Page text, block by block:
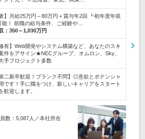
】月給25万円～80万円＋賞与年2回 ┗初年度年収
能！ 前職の給与条件、ご経験や…
： 350～1,030万円
有】Web開発やシステム構築など、あなたのスキ
件をアサイン★NECグループ、オムロン、Sky、
手プロジェクト多数
二新卒歓迎！ブランク不問】◎意欲とポテンシャ
です！手に職をつけ、新しいキャリアをスタート
歓迎します。
数：5,087人／本社所在